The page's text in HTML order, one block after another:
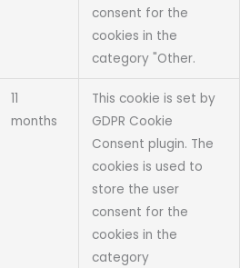
consent for the
cookies in the
category "Other.
11
months
This cookie is set by
GDPR Cookie
Consent plugin. The
cookies is used to
store the user
consent for the
cookies in the
category